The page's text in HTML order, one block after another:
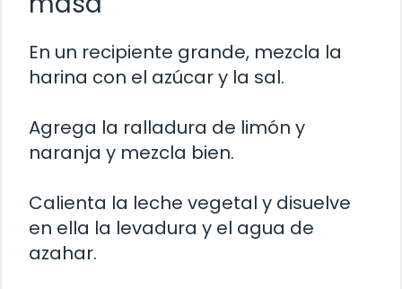
En un recipiente grande, mezcla la
harina con el azúcar y la sal.
Agrega la ralladura de limón y
naranja y mezcla bien.
Calienta la leche vegetal y disuelve
en ella la levadura y el agua de
azahar.